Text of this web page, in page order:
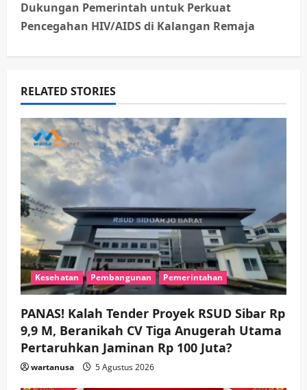
a
v
i
g
a
t
i
o
n
Dukungan Pemerintah untuk Perkuat
Pencegahan HIV/AIDS di Kalangan Remaja
RELATED STORIES
Kesehatan Pembangunan Pemerintahan
PANAS! Kalah Tender Proyek RSUD Sibar Rp
9,9 M, Beranikah CV Tiga Anugerah Utama
Pertaruhkan Jaminan Rp 100 Juta?
wartanusa 5 Agustus 2026